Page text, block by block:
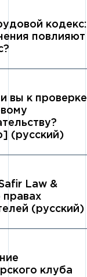
кодекс:
повлияют
вы к проверке
(русский)
Law &
правах
(русский)
клуба